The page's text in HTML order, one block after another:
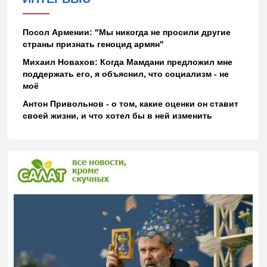
Посол Армении: "Мы никогда не просили другие
страны признать геноцид армян"
Михаил Новахов: Когда Мамдани предложил мне
поддержать его, я объяснил, что социализм - не
моё
Антон Привольнов - о том, какие оценки он ставит
своей жизни, и что хотел бы в ней изменить